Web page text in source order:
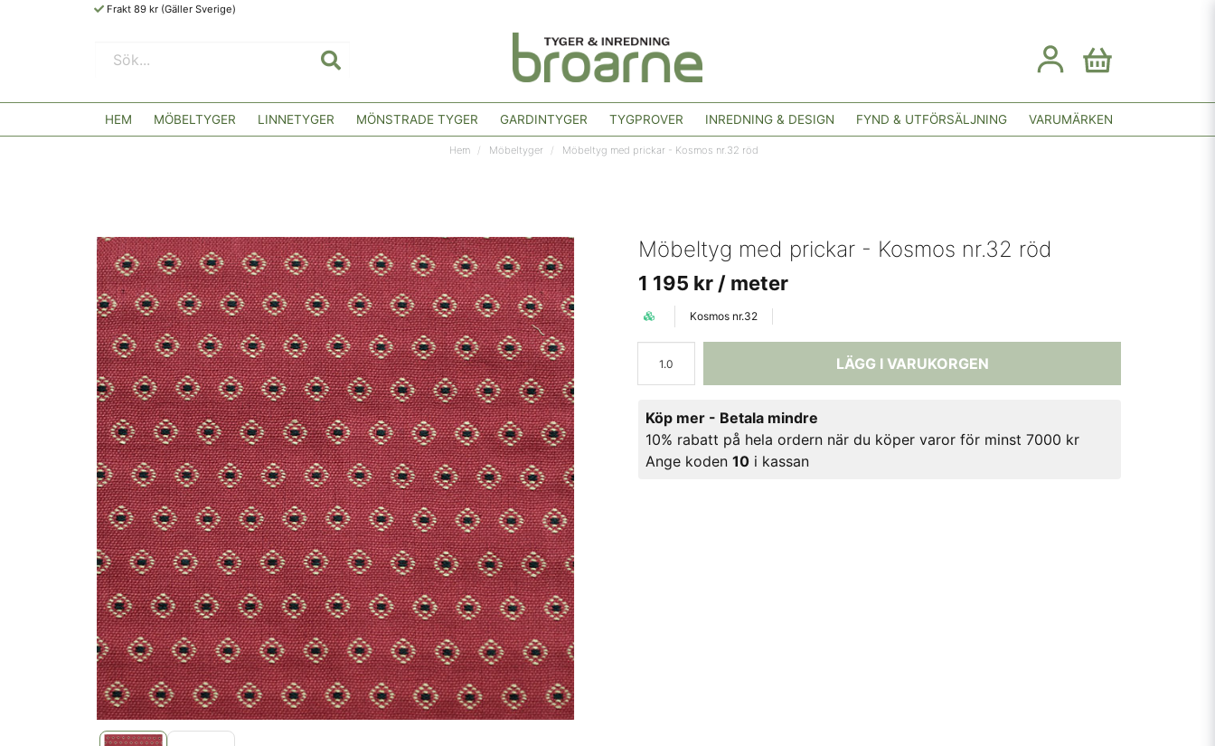
Frakt 89 kr (Gäller Sverige)
HEM MÖBELTYGER LINNETYGER MÖNSTRADE TYGER GARDINTYGER TYGPROVER INREDNING & DESIGN FYND & UTFÖRSÄLJNING VARUMÄRKEN
Hem Möbeltyger Möbeltyg med prickar - Kosmos nr.32 röd
Möbeltyg med prickar - Kosmos nr.32 röd
1 195 kr / meter
Kosmos nr.32
LÄGG I VARUKORGEN
Köp mer - Betala mindre
10% rabatt på hela ordern när du köper varor för minst 7000 kr
Ange koden10 i kassan